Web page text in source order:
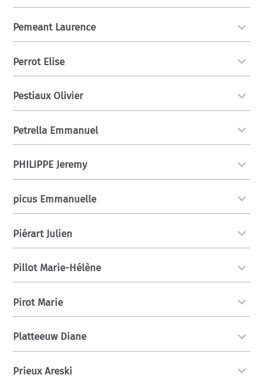
Pemeant Laurence
Perrot Elise
Pestiaux Olivier
Petrella Emmanuel
PHILIPPE Jeremy
picus Emmanuelle
Piérart Julien
Pillot Marie-Hélène
Pirot Marie
Platteeuw Diane
Prieux Areski